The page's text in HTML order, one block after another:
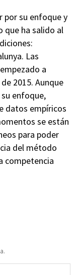
por su enfoque y
que ha salido al
Las
a
2015. Aunque
enfoque,
datos empíricos
se están
para poder
del método
competencia